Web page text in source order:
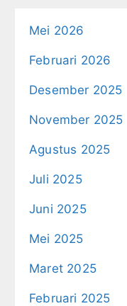
Mei 2026
Februari 2026
Desember 2025
November 2025
Agustus 2025
Juli 2025
Juni 2025
Mei 2025
Maret 2025
Februari 2025